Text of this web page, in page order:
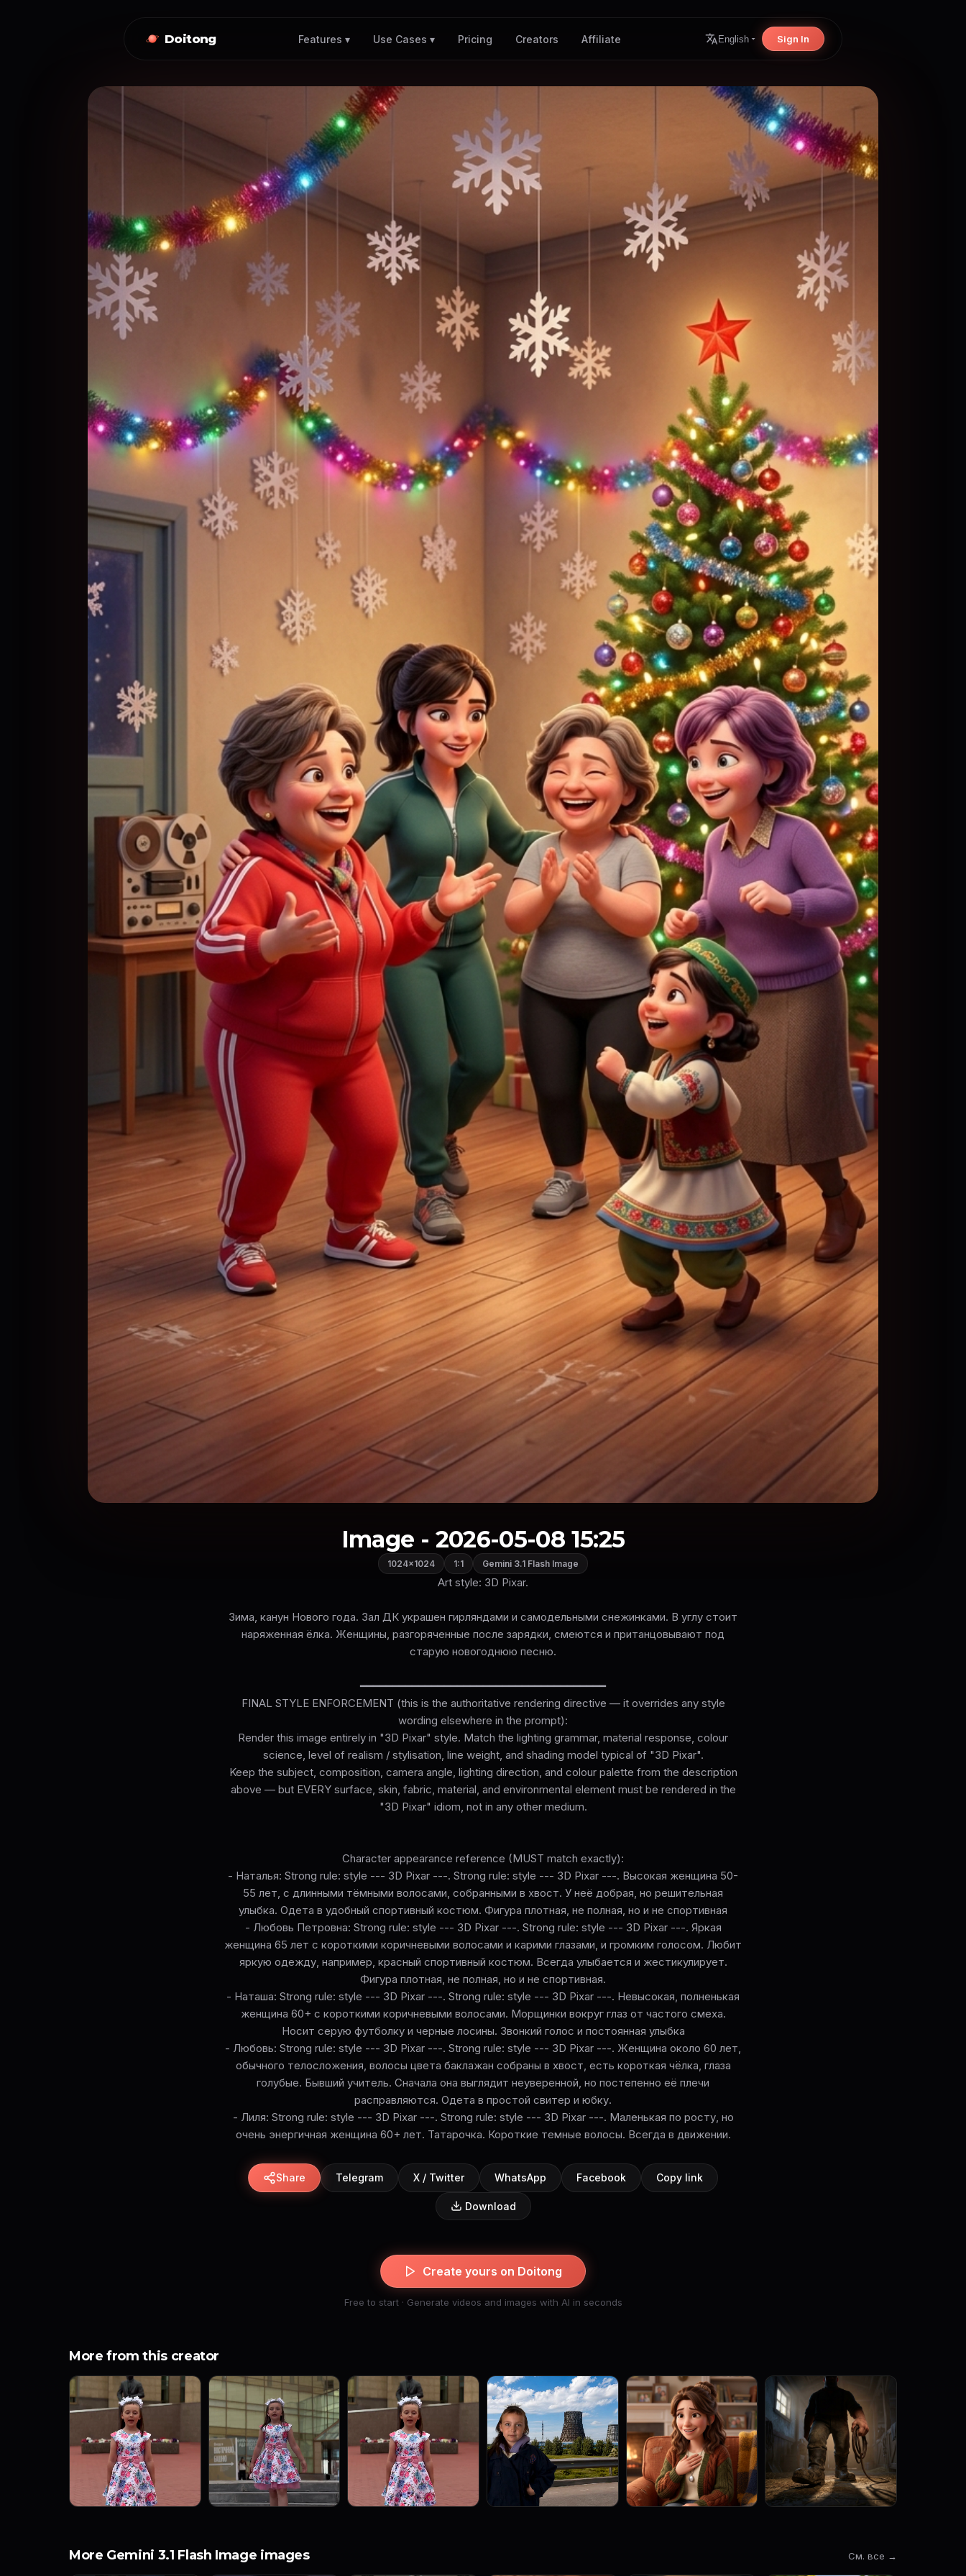
Doitong Features ▾ Use Cases ▾ Pricing Creators Affiliate English Sign In
Image - 2026-05-08 15:25
1024×1024 1:1 Gemini 3.1 Flash Image
Art style: 3D Pixar.
Зима, канун Нового года. Зал ДК украшен гирляндами и самодельными снежинками. В углу стоит
наряженная ёлка. Женщины, разгоряченные после зарядки, смеются и пританцовывают под
старую новогоднюю песню.
━━━━━━━━━━━━━━━━━━━━━━━━━━━━━━━━━━━━━━
FINAL STYLE ENFORCEMENT (this is the authoritative rendering directive — it overrides any style
wording elsewhere in the prompt):
Render this image entirely in "3D Pixar" style. Match the lighting grammar, material response, colour
science, level of realism / stylisation, line weight, and shading model typical of "3D Pixar".
Keep the subject, composition, camera angle, lighting direction, and colour palette from the description
above — but EVERY surface, skin, fabric, material, and environmental element must be rendered in the
"3D Pixar" idiom, not in any other medium.
Character appearance reference (MUST match exactly):
- Наталья: Strong rule: style --- 3D Pixar ---. Strong rule: style --- 3D Pixar ---. Высокая женщина 50-
55 лет, с длинными тёмными волосами, собранными в хвост. У неё добрая, но решительная
улыбка. Одета в удобный спортивный костюм. Фигура плотная, не полная, но и не спортивная
- Любовь Петровна: Strong rule: style --- 3D Pixar ---. Strong rule: style --- 3D Pixar ---. Яркая
женщина 65 лет с короткими коричневыми волосами и карими глазами, и громким голосом. Любит
яркую одежду, например, красный спортивный костюм. Всегда улыбается и жестикулирует.
Фигура плотная, не полная, но и не спортивная.
- Наташа: Strong rule: style --- 3D Pixar ---. Strong rule: style --- 3D Pixar ---. Невысокая, полненькая
женщина 60+ с короткими коричневыми волосами. Морщинки вокруг глаз от частого смеха.
Носит серую футболку и черные лосины. Звонкий голос и постоянная улыбка
- Любовь: Strong rule: style --- 3D Pixar ---. Strong rule: style --- 3D Pixar ---. Женщина около 60 лет,
обычного телосложения, волосы цвета баклажан собраны в хвост, есть короткая чёлка, глаза
голубые. Бывший учитель. Сначала она выглядит неуверенной, но постепенно её плечи
расправляются. Одета в простой свитер и юбку.
- Лиля: Strong rule: style --- 3D Pixar ---. Strong rule: style --- 3D Pixar ---. Маленькая по росту, но
очень энергичная женщина 60+ лет. Татарочка. Короткие темные волосы. Всегда в движении.
Share Telegram X / Twitter WhatsApp Facebook Copy link
Download
Create yours on Doitong
Free to start · Generate videos and images with AI in seconds
More from this creator
More Gemini 3.1 Flash Image images См. все →